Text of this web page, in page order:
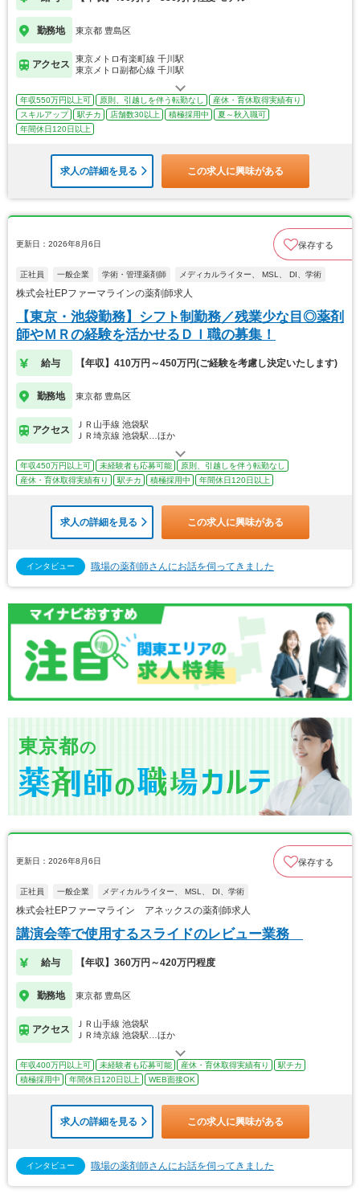
勤務地 東京都 豊島区
アクセス
東京メトロ有楽町線 千川駅
東京メトロ副都心線 千川駅
年収550万円以上可 原則、引越しを伴う転勤なし
産休・育休取得実績有り
スキルアップ
駅チカ 店舗数30以上 積極採用中
夏～秋入職可
年間休日120日以上
求人の詳細を見る この求人に興味がある
更新日：2026年8月6日 保存する
正社員 一般企業 学術・管理薬剤師 メディカルライター、 MSL、 DI、学術
株式会社EPファーマラインの薬剤師求人
【東京・池袋勤務】シフト制勤務／残業少な目◎薬剤
師やＭＲの経験を活かせるＤＩ職の募集！
給与 【年収】410万円～450万円(ご経験を考慮し決定いたします)
勤務地 東京都 豊島区
アクセス
ＪＲ山手線 池袋駅
ＪＲ埼京線 池袋駅…ほか
年収450万円以上可 未経験者も応募可能
原則、引越しを伴う転勤なし
産休・育休取得実績有り
駅チカ 積極採用中 年間休日120日以上
求人の詳細を見る この求人に興味がある
インタビュー 職場の薬剤師さんにお話を伺ってきました
東京都の
更新日：2026年8月6日 保存する
正社員 一般企業 メディカルライター、 MSL、 DI、学術
株式会社EPファーマライン アネックスの薬剤師求人
講演会等で使用するスライドのレビュー業務
給与 【年収】360万円～420万円程度
勤務地 東京都 豊島区
アクセス
ＪＲ山手線 池袋駅
ＪＲ埼京線 池袋駅…ほか
年収400万円以上可 未経験者も応募可能 産休・育休取得実績有り
駅チカ
積極採用中
年間休日120日以上 WEB面接OK
求人の詳細を見る この求人に興味がある
インタビュー 職場の薬剤師さんにお話を伺ってきました